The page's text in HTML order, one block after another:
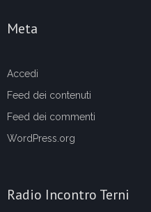
Meta
Accedi
Feed dei contenuti
Feed dei commenti
WordPress.org
Radio Incontro Terni